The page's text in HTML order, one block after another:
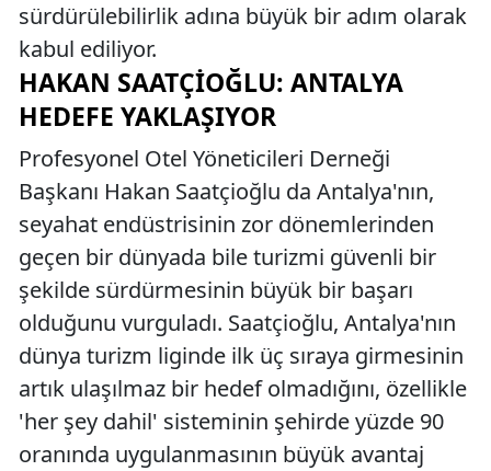
sürdürülebilirlik adına büyük bir adım olarak
kabul ediliyor.
HAKAN SAATÇIOĞLU: ANTALYA
HEDEFE YAKLAŞIYOR
Profesyonel Otel Yöneticileri Derneği
Başkanı Hakan Saatçioğlu da Antalya'nın,
seyahat endüstrisinin zor dönemlerinden
geçen bir dünyada bile turizmi güvenli bir
şekilde sürdürmesinin büyük bir başarı
olduğunu vurguladı. Saatçioğlu, Antalya'nın
dünya turizm liginde ilk üç sıraya girmesinin
artık ulaşılmaz bir hedef olmadığını, özellikle
'her şey dahil' sisteminin şehirde yüzde 90
oranında uygulanmasının büyük avantaj